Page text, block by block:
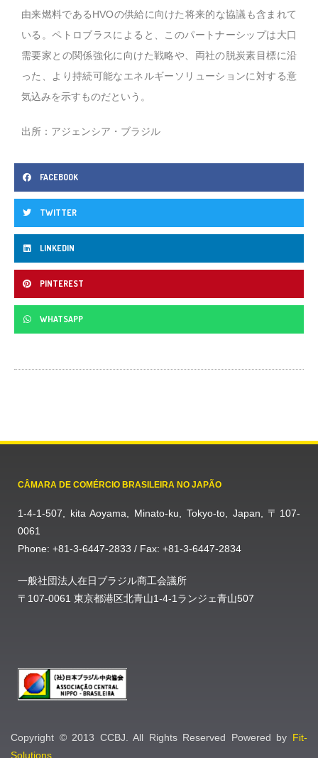
由来燃料であるHVOの供給に向けた将来的な協議も含まれて
いる。ペトロブラスによると、このパートナーシップは大口
需要家との関係強化に向けた戦略や、両社の脱炭素目標に沿
った、より持続可能なエネルギーソリューションに対する意
気込みを示すものだという。
出所：アジェンシア・ブラジル
FACEBOOK
TWITTER
LINKEDIN
PINTEREST
WHATSAPP
CÂMARA DE COMÉRCIO BRASILEIRA NO JAPÃO
1-4-1-507, kita Aoyama, Minato-ku, Tokyo-to, Japan, 〒107-
0061
Phone: +81-3-6447-2833 / Fax: +81-3-6447-2834
一般社団法人在日ブラジル商工会議所
〒107-0061 東京都港区北青山1-4-1ランジェ青山507
Copyright © 2013 CCBJ. All Rights Reserved Powered by Fit-
Solutions